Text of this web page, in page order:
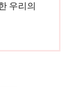
우리의